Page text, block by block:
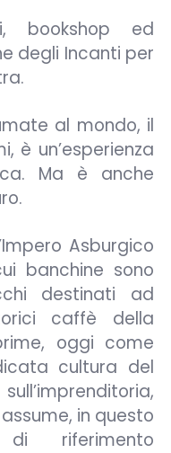
bookshop ed
degli Incanti per
al mondo, il
è un’esperienza
Ma è anche
Asburgico
banchine sono
destinati ad
caffè della
oggi come
cultura del
in questo
riferimento